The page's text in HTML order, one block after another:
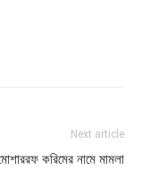
Next article
করিমের নামে মামলা